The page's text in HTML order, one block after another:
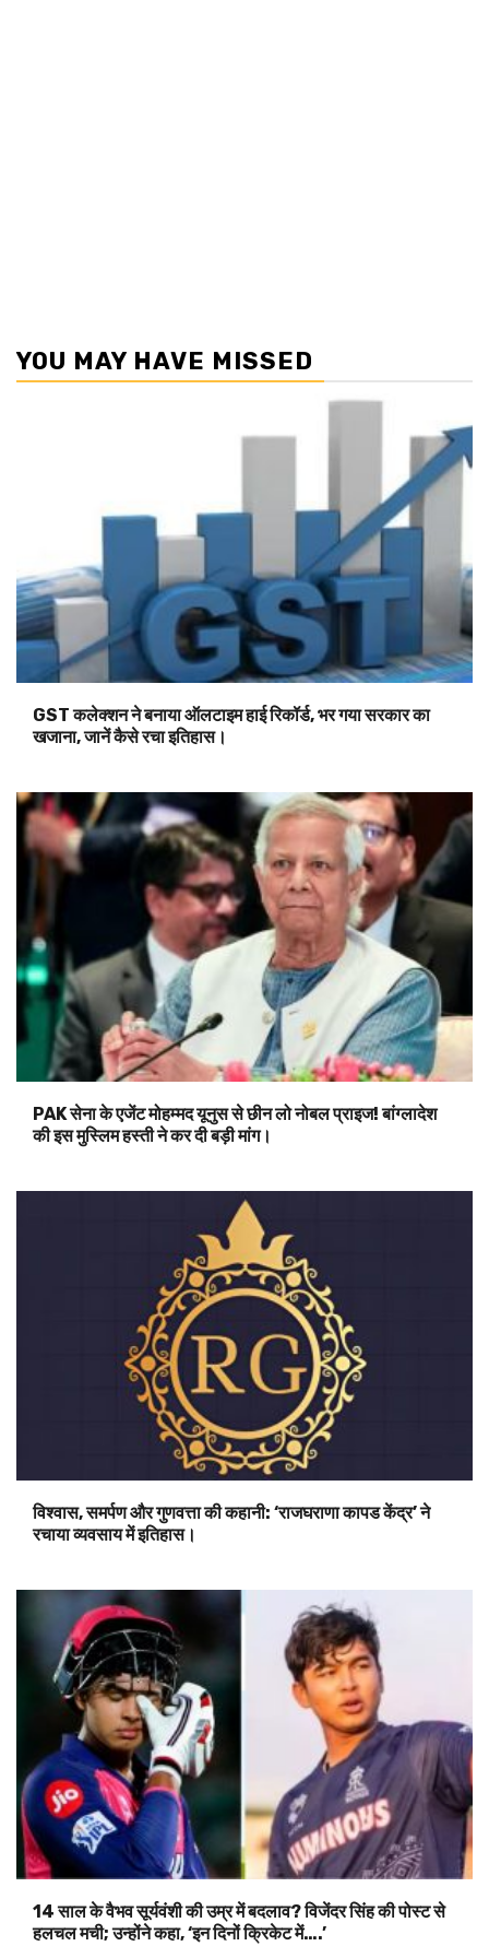
YOU MAY HAVE MISSED
GST कलेक्शन ने बनाया ऑलटाइम हाई रिकॉर्ड, भर गया सरकार का
खजाना, जानें कैसे रचा इतिहास।
PAK सेना के एजेंट मोहम्मद यूनुस से छीन लो नोबल प्राइज! बांग्लादेश
की इस मुस्लिम हस्ती ने कर दी बड़ी मांग।
विश्वास, समर्पण और गुणवत्ता की कहानी: ‘राजघराणा कापड केंद्र’ ने
रचाया व्यवसाय में इतिहास।
14 साल के वैभव सूर्यवंशी की उम्र में बदलाव? विजेंदर सिंह की पोस्ट से
हलचल मची; उन्होंने कहा, ‘इन दिनों क्रिकेट में….’